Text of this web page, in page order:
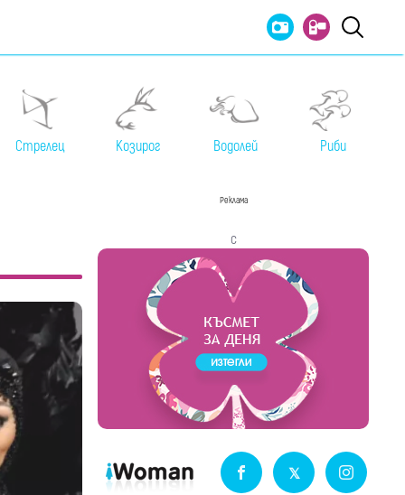
Стрелец Козирог Водолей Риби
Реклама
с